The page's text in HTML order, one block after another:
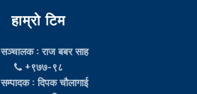
हाम्रो टिम
सञ्चालक: राज बबर साह
+९७७-९८
सम्पादक: दिपक चौलागाई